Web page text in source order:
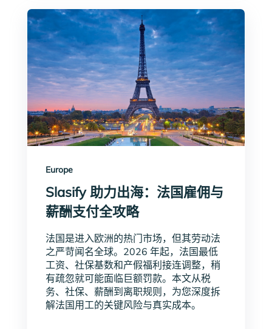
Europe
Slasify 助力出海：法国雇佣与
薪酬支付全攻略
法国是进入欧洲的热门市场，但其劳动法
之严苛闻名全球。2026 年起，法国最低
工资、社保基数和产假福利接连调整，稍
有疏忽就可能面临巨额罚款。本文从税
务、社保、薪酬到离职规则，为您深度拆
解法国用工的关键风险与真实成本。